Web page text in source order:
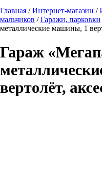
Главная /Интернет-магазин /
мальчиков /Гаражи, парковки
металлические машины, 1
Гараж
вертолёт,